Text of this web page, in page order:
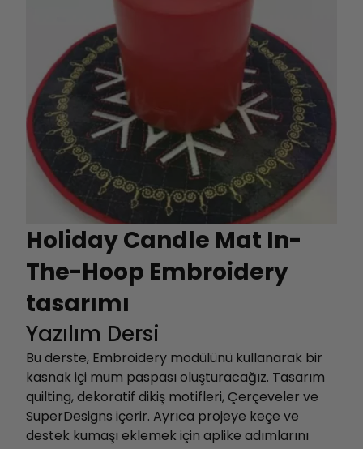
Holiday Candle Mat In-
The-Hoop Embroidery
tasarımı
Yazılım Dersi
Bu derste, Embroidery modülünü kullanarak bir
kasnak içi mum paspası oluşturacağız. Tasarım
quilting, dekoratif dikiş motifleri, Çerçeveler ve
SuperDesigns içerir. Ayrıca projeye keçe ve
destek kumaşı eklemek için aplike adımlarını